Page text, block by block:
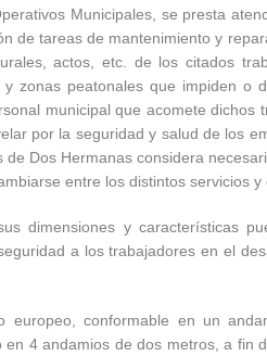
Municipales, se presta
de tareas de mantenimiento y
actos, etc. de los citados
zonas peatonales que impiden o
municipal que acomete dichos
por la seguridad y salud de los
Dos Hermanas considera
entre los distintos servicios y
dimensiones y características
a los trabajadores en el
europeo, conformable en un
4 andamios de dos metros, a fin